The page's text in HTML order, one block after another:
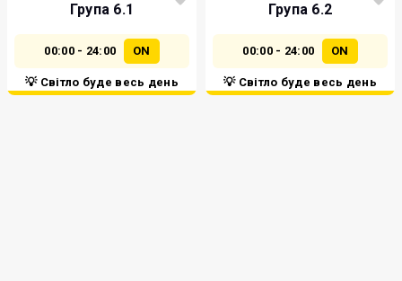
Група 6.1
00:00 - 24:00 ON
💡 Світло буде весь день
Група 6.2
00:00 - 24:00 ON
💡 Світло буде весь день